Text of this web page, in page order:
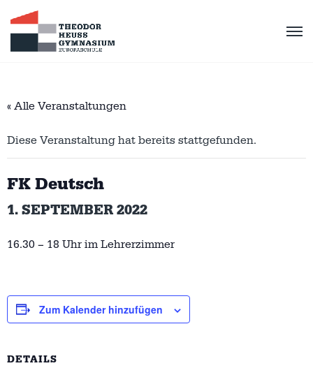
« Alle Veranstaltungen
Diese Veranstaltung hat bereits stattgefunden.
FK Deutsch
1. SEPTEMBER 2022
16.30 – 18 Uhr im Lehrerzimmer
Zum Kalender hinzufügen
DETAILS